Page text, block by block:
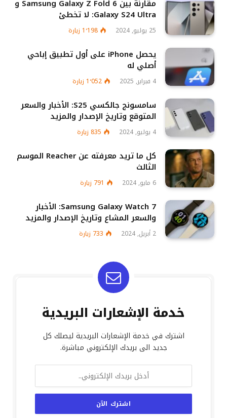
مقارنة بين Samsung Galaxy Z Fold 6 و
Galaxy S24 Ultra: لا تخطئ
25 يوليو, 2024 1٬198 زيارة
يحصل iPhone على أول تطبيق إباحي
أصلي له
4 فبراير, 2025 1٬052 زيارة
سامسونج جالكسي S25: الأخبار والسعر
المتوقع وتاريخ الإصدار والمزيد
4 يوليو, 2024 835 زيارة
كل ما تريد معرفته عن Reacher الموسم
الثالث
6 مايو, 2024 791 زيارة
Samsung Galaxy Watch 7: الأخبار
والسعر المشاع وتاريخ الإصدار والمزيد
2 أبريل, 2024 733 زيارة
خدمة الإشعارات البريدية
اشترك في خدمة الإشعارات البريدية ليصلك كل
جديد الى بريدك الإلكتروني مباشرة.